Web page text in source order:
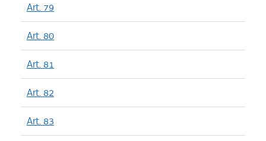
Art. 79
Art. 80
Art. 81
Art. 82
Art. 83